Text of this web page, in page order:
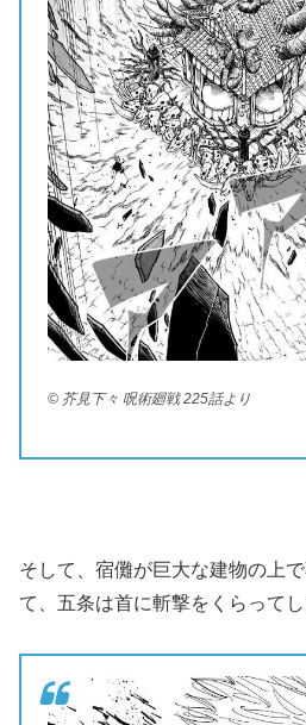
© 芥見下々 呪術廻戦 225話より
そして、宿儺が巨大な建物の上
て、五条は首に斬撃をくらってし